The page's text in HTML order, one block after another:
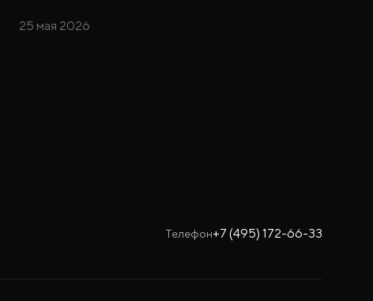
25 мая 2026
Телефон+7 (495) 172-66-33